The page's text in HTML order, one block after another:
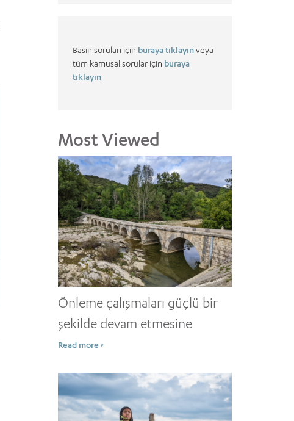
Basın soruları için buraya tıklayınveya
tüm kamusal sorular için buraya
tıklayın
Most Viewed
Önleme çalışmaları güçlü bir
şekilde devam etmesine
rağmen kuraklık neden
Read more >